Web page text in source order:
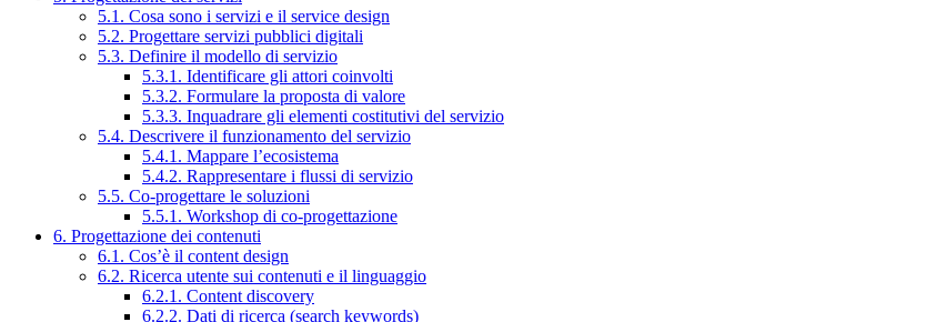
5.1. Cosa sono i servizi e il service design
5.2. Progettare servizi pubblici digitali
5.3. Definire il modello di servizio
5.3.1. Identificare gli attori coinvolti
5.3.2. Formulare la proposta di valore
5.3.3. Inquadrare gli elementi costitutivi del servizio
5.4. Descrivere il funzionamento del servizio
5.4.1. Mappare l’ecosistema
5.4.2. Rappresentare i flussi di servizio
5.5. Co-progettare le soluzioni
5.5.1. Workshop di co-progettazione
6. Progettazione dei contenuti
6.1. Cos’è il content design
6.2. Ricerca utente sui contenuti e il linguaggio
6.2.1. Content discovery
6.2.2. Dati di ricerca (search keywords)